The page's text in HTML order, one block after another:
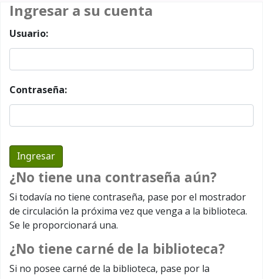
Ingresar a su cuenta
Usuario:
Contraseña:
¿No tiene una contraseña aún?
Si todavía no tiene contraseña, pase por el mostrador
de circulación la próxima vez que venga a la biblioteca.
Se le proporcionará una.
¿No tiene carné de la biblioteca?
Si no posee carné de la biblioteca, pase por la